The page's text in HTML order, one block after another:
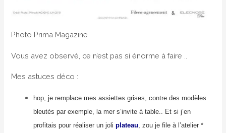
Photo Prima Magazine
Vous avez observé, ce n’est pas si énorme à faire ..
Mes astuces déco :
hop, je remplace mes assiettes grises, contre des modèles
bleutés par exemple, la mer s’invite à table.. Et si j’en
profitais pour réaliser un joliplateau , zou je file à l’atelier *